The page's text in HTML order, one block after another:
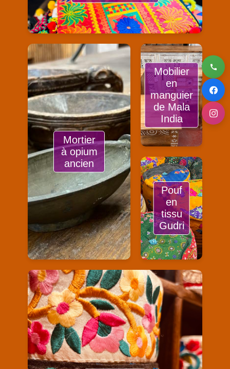
Mortier
à opium
ancien
Mobilier
en
manguier
de Mala
India
Pouf
en
tissu
Gudri